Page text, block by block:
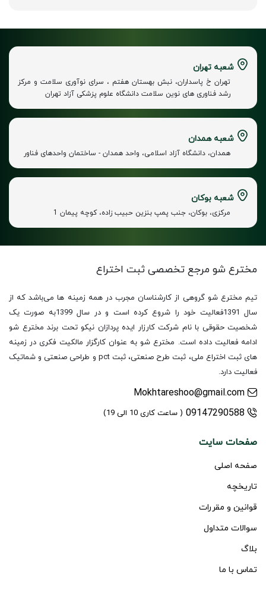
شعبه تهران
تهران خ پاسداران، نبش بهستان هفتم ، سرای نوآوری سلامت و مرکز
رشد فناوری های نوین سلامت دانشگاه علوم پزشکی آزاد تهران
شعبه همدان
همدان، دانشگاه آزاد اسلامی، واحد همدان - ساختمان واحدهای فناور
شعبه بوکان
مرکزی، بوکان، جنب پمپ بنزین حبیب زاده، کوچه پیمان 1
مخترع شو مرجع تخصصیثبت اختراع
تیم مخترع شو گروهی از کارشناسان مجرب در همه زمینه ها می‌باشد که از
سال 1391فعالیت خود را شروع کرده است و در سال 1399به صورت یک
شخصیت حقوقی با نام شرکت کارزار ایده پردازان نیکو تحت برند مخترع شو
ادامه فعالیت داده است. مخترع شو به عنوان کارگزار مالکیت فکری در زمینه
های ثبت اختراع ملی، ثبت طرح صنعتی، ثبت pct و طراحی صنعتی و شماتیک
فعالیت دارد.
Mokhtareshoo@gmail.com
09147290588 ( ساعت کاری 10 الی 19)
صفحات سایت
صفحه اصلی
تاریخچه
قوانین و مقررات
سوالات متداول
بلاگ
تماس با ما